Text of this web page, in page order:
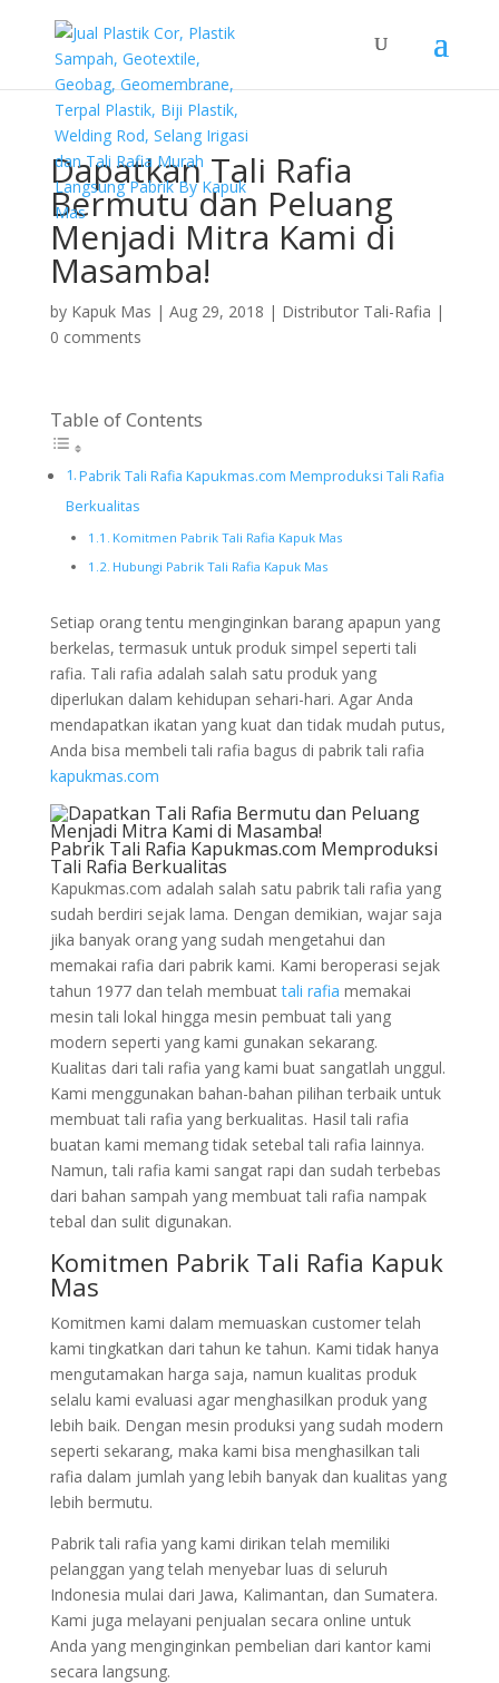
Dapatkan Tali Rafia
Bermutu dan Peluang
Menjadi Mitra Kami di
Masamba!
by Kapuk Mas | Aug 29, 2018 | Distributor Tali-Rafia |
0 comments
Table of Contents
Pabrik Tali Rafia Kapukmas.com Memproduksi Tali Rafia
Berkualitas
Komitmen Pabrik Tali Rafia Kapuk Mas
Hubungi Pabrik Tali Rafia Kapuk Mas
Setiap orang tentu menginginkan barang apapun yang
berkelas, termasuk untuk produk simpel seperti tali
rafia. Tali rafia adalah salah satu produk yang
diperlukan dalam kehidupan sehari-hari. Agar Anda
mendapatkan ikatan yang kuat dan tidak mudah putus,
Anda bisa membeli tali rafia bagus di pabrik tali rafia
kapukmas.com
Pabrik Tali Rafia Kapukmas.com Memproduksi
Tali Rafia Berkualitas
Kapukmas.com adalah salah satu pabrik tali rafia yang
sudah berdiri sejak lama. Dengan demikian, wajar saja
jika banyak orang yang sudah mengetahui dan
memakai rafia dari pabrik kami. Kami beroperasi sejak
tahun 1977 dan telah membuattali rafia memakai
mesin tali lokal hingga mesin pembuat tali yang
modern seperti yang kami gunakan sekarang.
Kualitas dari tali rafia yang kami buat sangatlah unggul.
Kami menggunakan bahan-bahan pilihan terbaik untuk
membuat tali rafia yang berkualitas. Hasil tali rafia
buatan kami memang tidak setebal tali rafia lainnya.
Namun, tali rafia kami sangat rapi dan sudah terbebas
dari bahan sampah yang membuat tali rafia nampak
tebal dan sulit digunakan.
Komitmen Pabrik Tali Rafia Kapuk
Mas
Komitmen kami dalam memuaskan customer telah
kami tingkatkan dari tahun ke tahun. Kami tidak hanya
mengutamakan harga saja, namun kualitas produk
selalu kami evaluasi agar menghasilkan produk yang
lebih baik. Dengan mesin produksi yang sudah modern
seperti sekarang, maka kami bisa menghasilkan tali
rafia dalam jumlah yang lebih banyak dan kualitas yang
lebih bermutu.
Pabrik tali rafia yang kami dirikan telah memiliki
pelanggan yang telah menyebar luas di seluruh
Indonesia mulai dari Jawa, Kalimantan, dan Sumatera.
Kami juga melayani penjualan secara online untuk
Anda yang menginginkan pembelian dari kantor kami
secara langsung.